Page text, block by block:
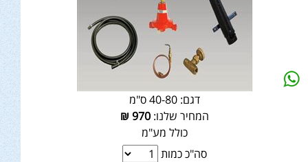
דגם: 40-80 ס"מ
המחיר שלנו:970
₪
כולל מע"מ
סה"כ כמות